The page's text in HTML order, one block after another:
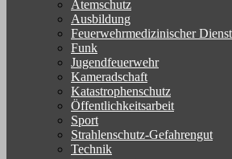
Atemschutz
Ausbildung
Feuerwehrmedizinischer Dienst
Funk
Jugendfeuerwehr
Kameradschaft
Katastrophenschutz
Öffentlichkeitsarbeit
Sport
Strahlenschutz-Gefahrengut
Technik